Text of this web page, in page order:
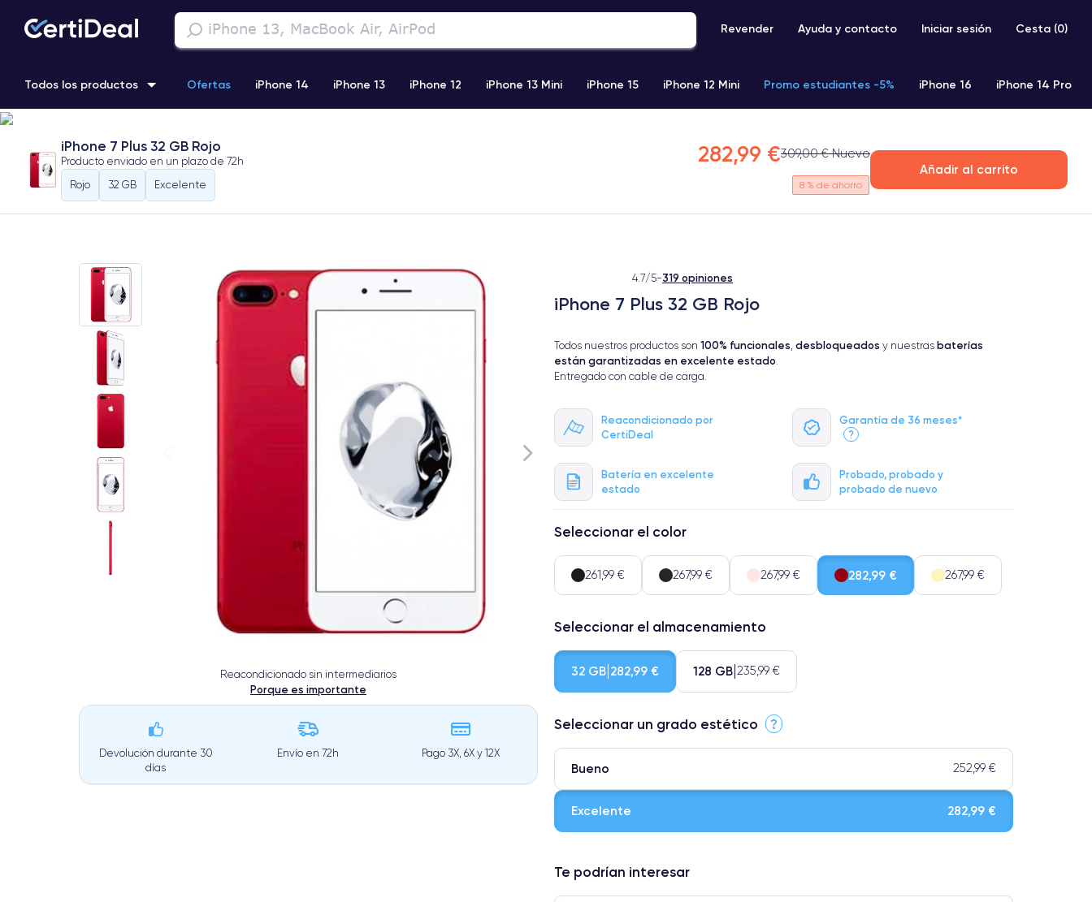
Revender Ayuda y contacto Iniciar sesión Cesta (0)
Todos los productos Ofertas iPhone 14 iPhone 13 iPhone 12 iPhone 13 Mini iPhone 15 iPhone 12 Mini Promo estudiantes -5% iPhone 16 iPhone 14 Pro
iPhone 11 Pro
iPhone 7 Plus 32 GB Rojo
Producto enviado en un plazo de 72h
Rojo
32 GB Excelente
282,99 €309,00 € Nuevo
8 % de ahorro
Añadir al carrito
Reacondicionado sin intermediarios
Porque es importante
Devolución durante 30
días
Envío en72h Pago 3X, 6X y 12X
4.7/5-319 opiniones
iPhone 7 Plus 32 GB Rojo
Todos nuestros productos son 100% funcionales desbloqueados y nuestras baterías
están garantizadas en excelente estado
Entregado con cable de carga.
Reacondicionado por
CertiDeal
Garantía de 36 meses*
?
Batería en excelente
estado
Probado, probado y
probado de nuevo
Seleccionar el color
261,99 € 267,99 € 267,99 € 282,99 € 267,99 €
Seleccionar el almacenamiento
32 GB 282,99 € 128 GB 235,99 €
Seleccionar un grado estético ?
Bueno 252,99 €
Excelente 282,99 €
⭐ Premium
Te podrían interesar